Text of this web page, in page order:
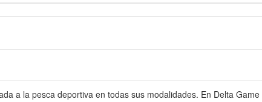
a la pesca deportiva en todas sus modalidades. En Delta